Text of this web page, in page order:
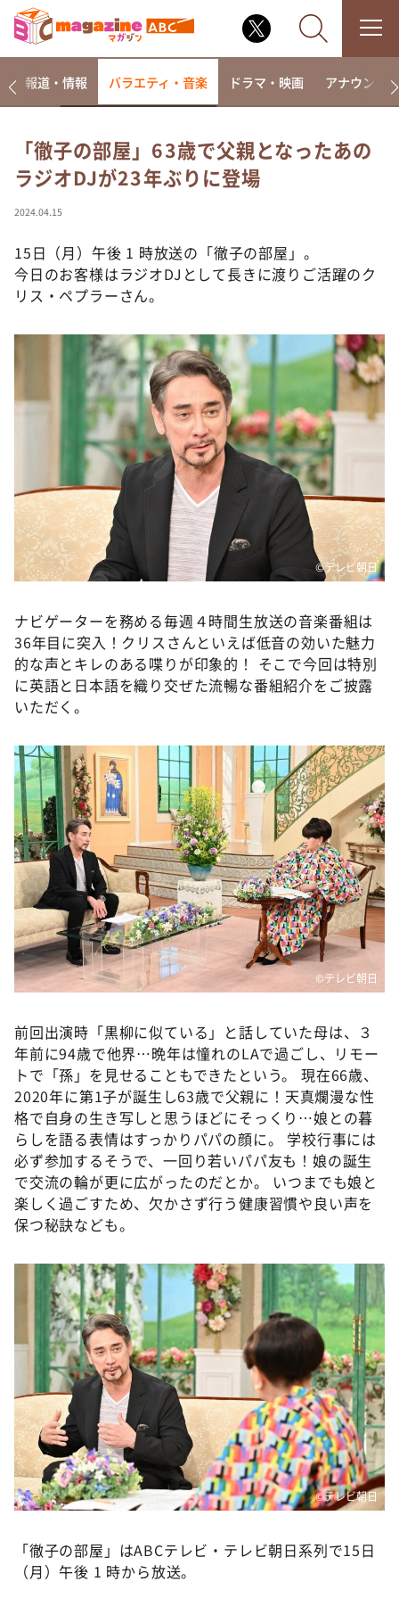
なるみ・岡村の過ぎるTV
相席食堂
～人生密着トークバラエティ！～ やすとものいたっ
て真剣です
探偵！ナイトスクープ
news おかえり
河合＆A.B.C-Z塚田×福井アナ「なんでやねん！？」
（news おかえり）
DAIGOも台所 ～きょうの献立 何にする？～
本日はダイアンなり！シーズン２
朝だ！生です旅サラダ
教えて！ニュースライブ 正義のミカタ
ＬＩＦＥ～夢のカタチ～
新婚さんいらっしゃい！
ザキ山小屋本館
ぺこぱのまるスポ
アナ回覧板
報道・情報 バラエティ・音楽 ドラマ・映画 アナウンサー
「徹子の部屋」63歳で父親となったあの
ラジオDJが23年ぶりに登場
2024.04.15
15日（月）午後 1 時放送の「徹子の部屋」。
今日のお客様はラジオDJとして長きに渡りご活躍のク
リス・ペプラーさん。
©テレビ朝日
ナビゲーターを務める毎週４時間生放送の音楽番組は
36年目に突入！クリスさんといえば低音の効いた魅力
的な声とキレのある喋りが印象的！ そこで今回は特別
に英語と日本語を織り交ぜた流暢な番組紹介をご披露
いただく。
©テレビ朝日
前回出演時「黒柳に似ている」と話していた母は、３
年前に94歳で他界…晩年は憧れのLAで過ごし、リモー
トで「孫」を見せることもできたという。 現在66歳、
2020年に第1子が誕生し63歳で父親に！天真爛漫な性
格で自身の生き写しと思うほどにそっくり…娘との暮
らしを語る表情はすっかりパパの顔に。 学校行事には
必ず参加するそうで、一回り若いパパ友も！娘の誕生
で交流の輪が更に広がったのだとか。 いつまでも娘と
楽しく過ごすため、欠かさず行う健康習慣や良い声を
保つ秘訣なども。
©テレビ朝日
「徹子の部屋」はABCテレビ・テレビ朝日系列で15日
（月）午後 1 時から放送。